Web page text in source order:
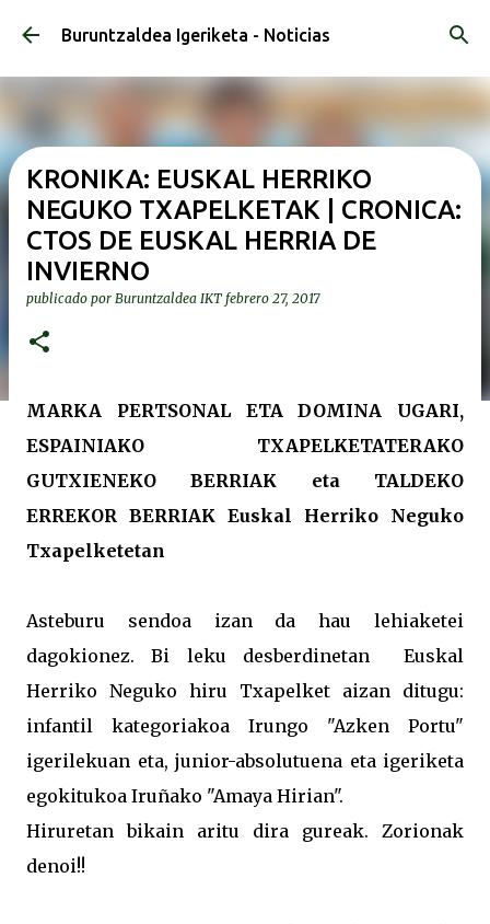
Ir al contenido principal
Buruntzaldea Igeriketa - Noticias
KRONIKA: EUSKAL HERRIKO
NEGUKO TXAPELKETAK | CRONICA:
CTOS DE EUSKAL HERRIA DE
INVIERNO
publicado por Buruntzaldea IKT febrero 27, 2017
MARKA PERTSONAL ETA DOMINA UGARI,
ESPAINIAKO TXAPELKETATERAKO
GUTXIENEKO BERRIAK eta TALDEKO
ERREKOR BERRIAK Euskal Herriko Neguko
Txapelketetan
Asteburu sendoa izan da hau lehiaketei
dagokionez. Bi leku desberdinetan Euskal
Herriko Neguko hiru Txapelket aizan ditugu:
infantil kategoriakoa Irungo "Azken Portu"
igerilekuan eta, junior-absolutuena eta igeriketa
egokitukoa Iruñako "Amaya Hirian".
Hiruretan bikain aritu dira gureak. Zorionak
denoi!!